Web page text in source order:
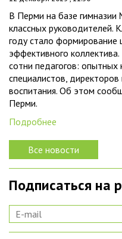
В Перми на базе
классных руководителей.
году стало формирование
эффективного
сотни педагогов:
специалистов,
воспитания. Об этом
Перми.
Подробнее
Все новости
Подписаться на